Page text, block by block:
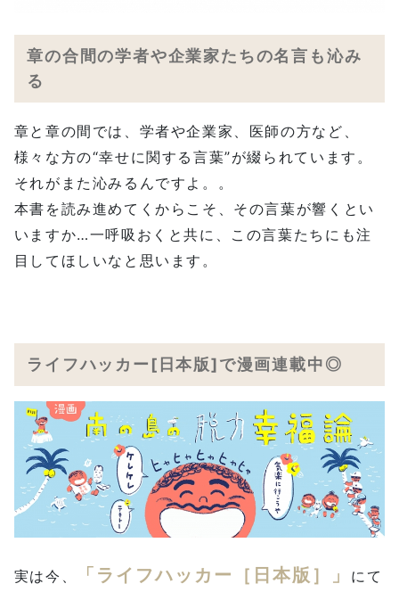
章の合間の学者や企業家たちの名言も沁み
る
章と章の間では、学者や企業家、医師の方など、
様々な方の“幸せに関する言葉”が綴られています。
それがまた沁みるんですよ。。
本書を読み進めてくからこそ、その言葉が響くとい
いますか…一呼吸おくと共に、この言葉たちにも注
目してほしいなと思います。
ライフハッカー[日本版]で漫画連載中◎
実は今、 「ライフハッカー［日本版］」 にて